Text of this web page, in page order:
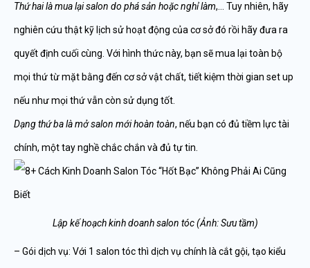
Thứ hai là mua lại salon do phá sản hoặc nghỉ làm,… Tuy nhiên, hãy
nghiên cứu thật kỹ lịch sử hoạt động của cơ sở đó rồi hãy đưa ra
quyết định cuối cùng. Với hình thức này, bạn sẽ mua lại toàn bộ
mọi thứ từ mặt bằng đến cơ sở vật chất, tiết kiệm thời gian set up
nếu như mọi thứ vẫn còn sử dụng tốt.
Dạng thứ ba là mở salon mới hoàn toàn, nếu bạn có đủ tiềm lực tài
chính, một tay nghề chắc chắn và đủ tự tin.
Lập kế hoạch kinh doanh salon tóc (Ảnh: Sưu tầm)
– Gói dịch vụ: Với 1 salon tóc thì dịch vụ chính là cắt gội, tạo kiểu